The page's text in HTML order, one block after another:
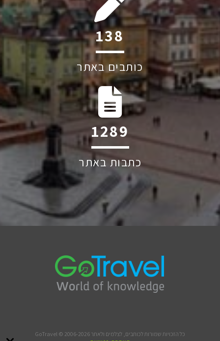
212
כותבים באתר
1971
כתבות באתר
כל הזכויות שמורות לכותבים, לצלמים ולאתר GoTravel © 2006-2026